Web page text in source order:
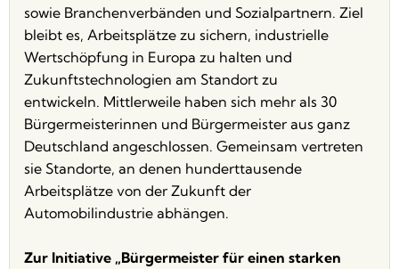
sowie Branchenverbänden und Sozialpartnern. Ziel
bleibt es, Arbeitsplätze zu sichern, industrielle
Wertschöpfung in Europa zu halten und
Zukunftstechnologien am Standort zu
entwickeln. Mittlerweile haben sich mehr als 30
Bürgermeisterinnen und Bürgermeister aus ganz
Deutschland angeschlossen. Gemeinsam vertreten
sie Standorte, an denen hunderttausende
Arbeitsplätze von der Zukunft der
Automobilindustrie abhängen.
Zur Initiative „Bürgermeister für einen starken